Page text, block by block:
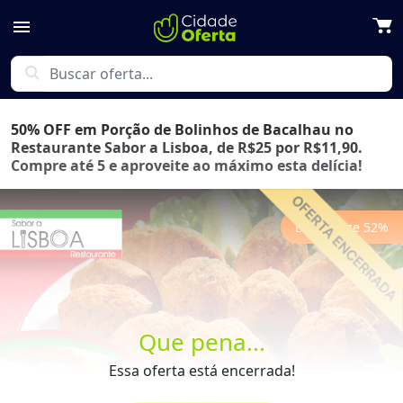
menu
search
Que pena...
Essa oferta está encerrada!
50% OFF em Porção de Bolinhos de Bacalhau no
Restaurante Sabor a Lisboa, de R$25 por R$11,90.
Compre até 5 e aproveite ao máximo esta delícia!
Economize 52%